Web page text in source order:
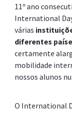
11º ano
International
várias
diferentes
certamente
mobilidade
nossos alunos
O International